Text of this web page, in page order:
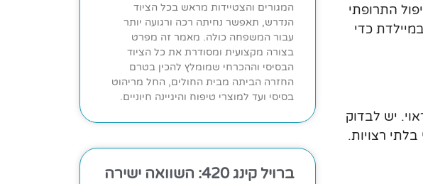
התרופתי
כדי
יש לבדוק
רצויות.
המגורים והצטיידות מראש בכל הציוד
הנדרש, תאפשר נחיתה רכה ורגועה יותר
עבור המשפחה כולה. מאמר זה מפרט
בצורה מקצועית ומסודרת את כל הציוד
הבסיסי וההכרחי שמומלץ להכין בטרם
החזרה הביתה מבית החולים, החל מריהוט
בסיסי ועד למוצרי טיפוח והיגיינה חיוניים.
ברויל קינג 420: השוואה ישירה